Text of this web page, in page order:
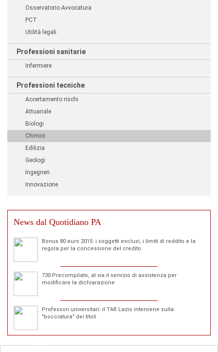
Osservatorio Avvocatura
PCT
Utilità legali
Professioni sanitarie
Infermiere
Professioni tecniche
Accertamento rischi
Attuariale
Biologi
Chimici
Edilizia
Geologi
Ingegneri
Innovazione
News dal Quotidiano PA
Bonus 80 euro 2015: i soggetti esclusi, i limiti di reddito e la
regola per la concessione del credito
730 Precompilato, al via il servizio di assistenza per
modificare la dichiarazione
Professori universitari: il TAR Lazio interviene sulla
"bocciatura" dei titoli